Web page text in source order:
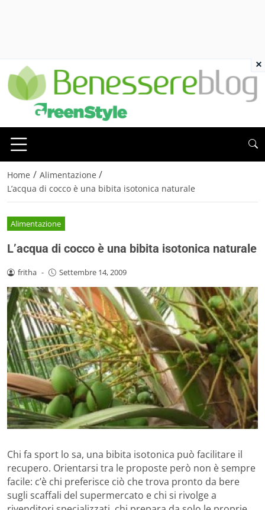
Home / Alimentazione /
L’acqua di cocco è una bibita isotonica naturale
Alimentazione
L’acqua di cocco è una bibita isotonica naturale
fritha - Settembre 14, 2009
Chi fa sport lo sa, una bibita isotonica può facilitare il
recupero. Orientarsi tra le proposte però non è sempre
facile: c’è chi preferisce ciò che trova pronto da bere
sugli scaffali del supermercato e chi si rivolge a
×